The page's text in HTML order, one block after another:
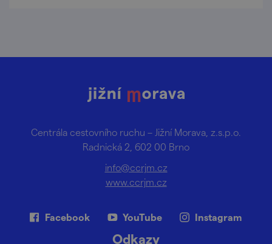
Centrála cestovního ruchu – Jižní Morava, z.s.p.o.
Radnická 2, 602 00 Brno
info@ccrjm.cz
www.ccrjm.cz
Facebook YouTube Instagram
Odkazy